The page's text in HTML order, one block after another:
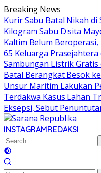
Skip
to
content
Breaking News
Kurir Sabu Batal Nikah di
Kilogram Sabu Disita
Kaltim Belum Beroperasi,
65 Keluarga
Sambungan Listrik Gratis
Batal Berangkat Besok
Unsur Maritim Lakukan
Terdakwa Kasus Lahan
Eksepsi, Sebut
INSTAGRAMREDAKSI